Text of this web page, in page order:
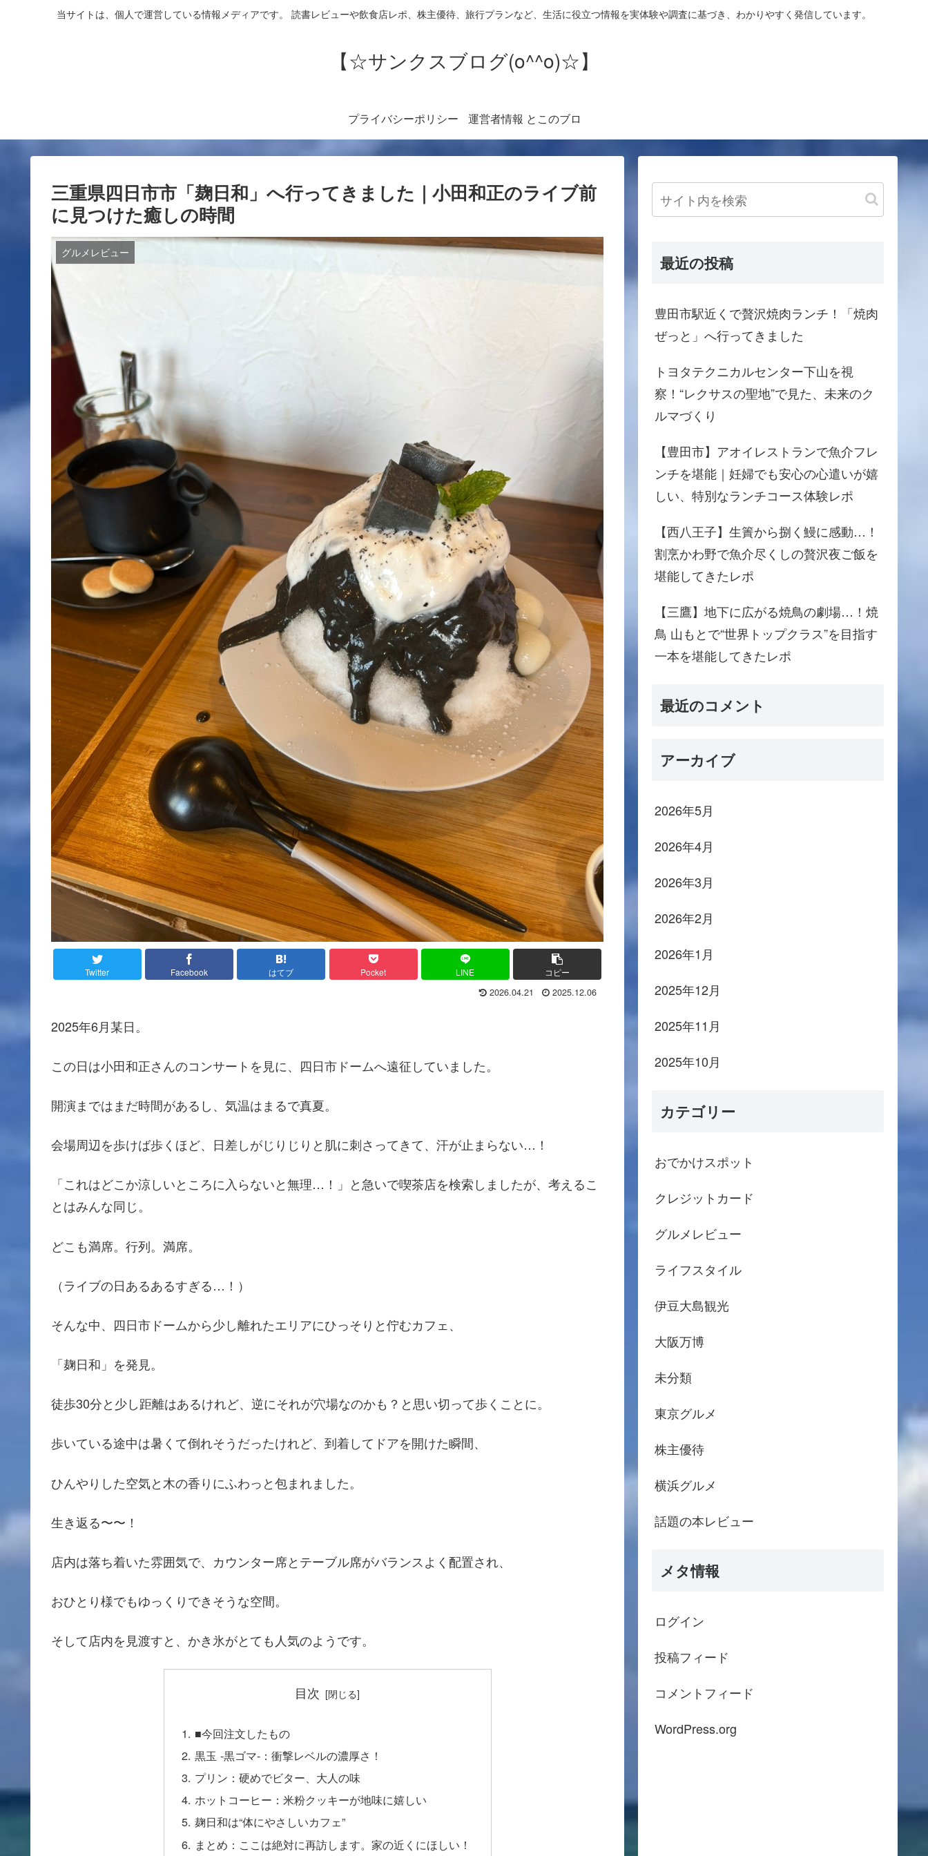
当サイトは、個人で運営している情報メディアです。 読書レビューや飲食店レポ、株主優待、旅行プランなど、生活に役立つ情報を実体験や調査に基づき、わかりやすく発信しています。
【☆サンクスブログ(o^^o)☆】
プライバシーポリシー 運営者情報 とこのブロ
グについて
三重県四日市市「麹日和」へ行ってきました｜小田和正のライブ前
に見つけた癒しの時間
グルメレビュー
Twitter Facebook はてブ Pocket LINE コピー
2026.04.21 2025.12.06
2025年6月某日。
この日は小田和正さんのコンサートを見に、四日市ドームへ遠征していました。
開演まではまだ時間があるし、気温はまるで真夏。
会場周辺を歩けば歩くほど、日差しがじりじりと肌に刺さってきて、汗が止まらない…！
「これはどこか涼しいところに入らないと無理…！」と急いで喫茶店を検索しましたが、考えるこ
とはみんな同じ。
どこも満席。行列。満席。
（ライブの日あるあるすぎる…！）
そんな中、四日市ドームから少し離れたエリアにひっそりと佇むカフェ、
「麹日和」を発見。
徒歩30分と少し距離はあるけれど、逆にそれが穴場なのかも？と思い切って歩くことに。
歩いている途中は暑くて倒れそうだったけれど、到着してドアを開けた瞬間、
ひんやりした空気と木の香りにふわっと包まれました。
生き返る〜〜！
店内は落ち着いた雰囲気で、カウンター席とテーブル席がバランスよく配置され、
おひとり様でもゆっくりできそうな空間。
そして店内を見渡すと、かき氷がとても人気のようです。
目次
■今回注文したもの
黒玉 -黒ゴマ-：衝撃レベルの濃厚さ！
プリン：硬めでビター、大人の味
ホットコーヒー：米粉クッキーが地味に嬉しい
麹日和は“体にやさしいカフェ”
まとめ：ここは絶対に再訪します。家の近くにほしい！
最近の投稿
豊田市駅近くで贅沢焼肉ランチ！「焼肉
ぜっと」へ行ってきました
トヨタテクニカルセンター下山を視
察！“レクサスの聖地”で見た、未来のク
ルマづくり
【豊田市】アオイレストランで魚介フレ
ンチを堪能｜妊婦でも安心の心遣いが嬉
しい、特別なランチコース体験レポ
【西八王子】生簀から捌く鰻に感動…！
割烹かわ野で魚介尽くしの贅沢夜ご飯を
堪能してきたレポ
【三鷹】地下に広がる焼鳥の劇場…！焼
鳥 山もとで“世界トップクラス”を目指す
一本を堪能してきたレポ
最近のコメント
アーカイブ
2026年5月
2026年4月
2026年3月
2026年2月
2026年1月
2025年12月
2025年11月
2025年10月
カテゴリー
おでかけスポット
クレジットカード
グルメレビュー
ライフスタイル
伊豆大島観光
大阪万博
未分類
東京グルメ
株主優待
横浜グルメ
話題の本レビュー
メタ情報
ログイン
投稿フィード
コメントフィード
WordPress.org